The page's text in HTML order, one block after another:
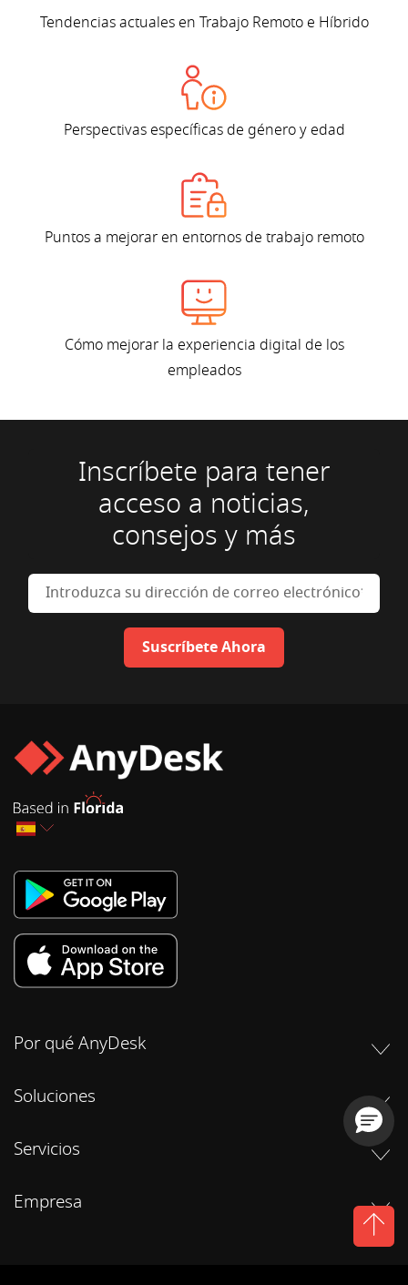
Tendencias actuales en Trabajo Remoto e Híbrido
Perspectivas específicas de género y edad
Puntos a mejorar en entornos de trabajo remoto
Cómo mejorar la experiencia digital de los
empleados
Inscríbete para tener
acceso a noticias,
consejos y más
Introduzca su dirección de
Suscríbete Ahora
Por qué AnyDesk
Soluciones
Servicios
Empresa